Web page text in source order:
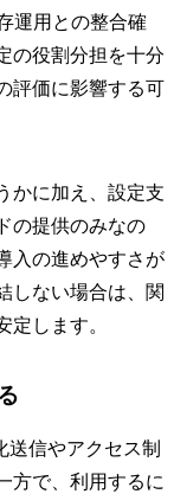
運用との整合確
の役割分担を十分
評価に影響する可
かに加え、設定支
の提供のみなの
入の進めやすさが
しない場合は、関
します。
送信やアクセス制
方で、利用するに